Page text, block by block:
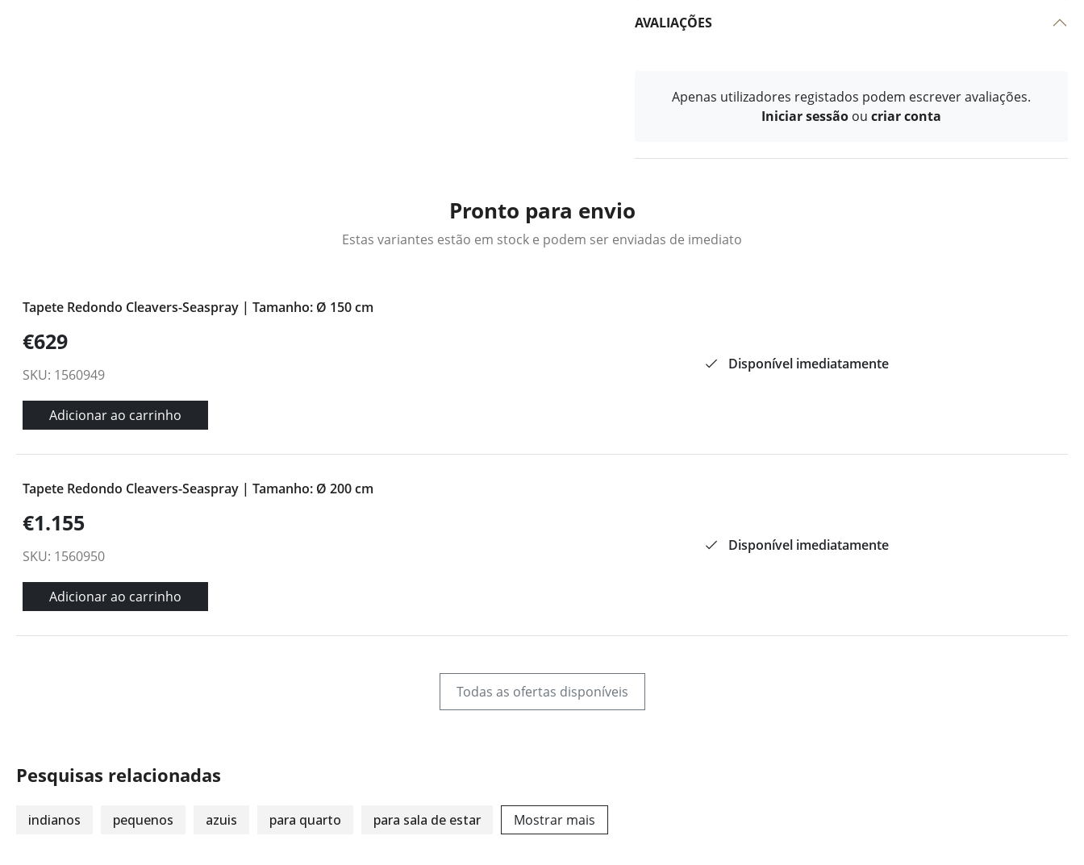
AVALIAÇÕES
Apenas utilizadores registados podem escrever avaliações.
Iniciar sessão ou criar conta
Pronto para envio
Estas variantes estão em stock e podem ser enviadas de imediato
Tapete Redondo Cleavers-Seaspray | Tamanho: Ø 150 cm
€629
SKU: 1560949
Adicionar ao carrinho
Disponível imediatamente
Tapete Redondo Cleavers-Seaspray | Tamanho: Ø 200 cm
€1.155
SKU: 1560950
Adicionar ao carrinho
Disponível imediatamente
Todas as ofertas disponíveis
Pesquisas relacionadas
indianos pequenos azuis para quarto para sala de estar Mostrar mais